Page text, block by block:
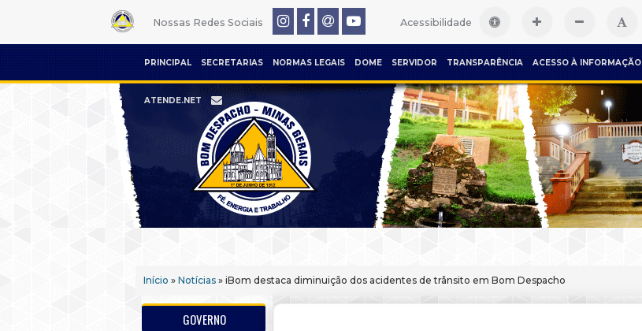
Nossas Redes Sociais Acessibilidade
PRINCIPAL SECRETARIAS NORMAS LEGAIS DOME SERVIDOR TRANSPARÊNCIA ACESSO À INFORMAÇÃO
ATENDE.NET
Início » Notícias » iBom destaca diminuição dos acidentes de trânsito em Bom Despacho
GOVERNO